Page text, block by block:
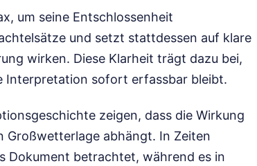
um seine Entschlossenheit
und setzt stattdessen auf klare
wirken. Diese Klarheit trägt dazu bei,
Interpretation sofort erfassbar bleibt.
zeigen, dass die Wirkung
Großwetterlage abhängt. In Zeiten
Dokument betrachtet, während es in